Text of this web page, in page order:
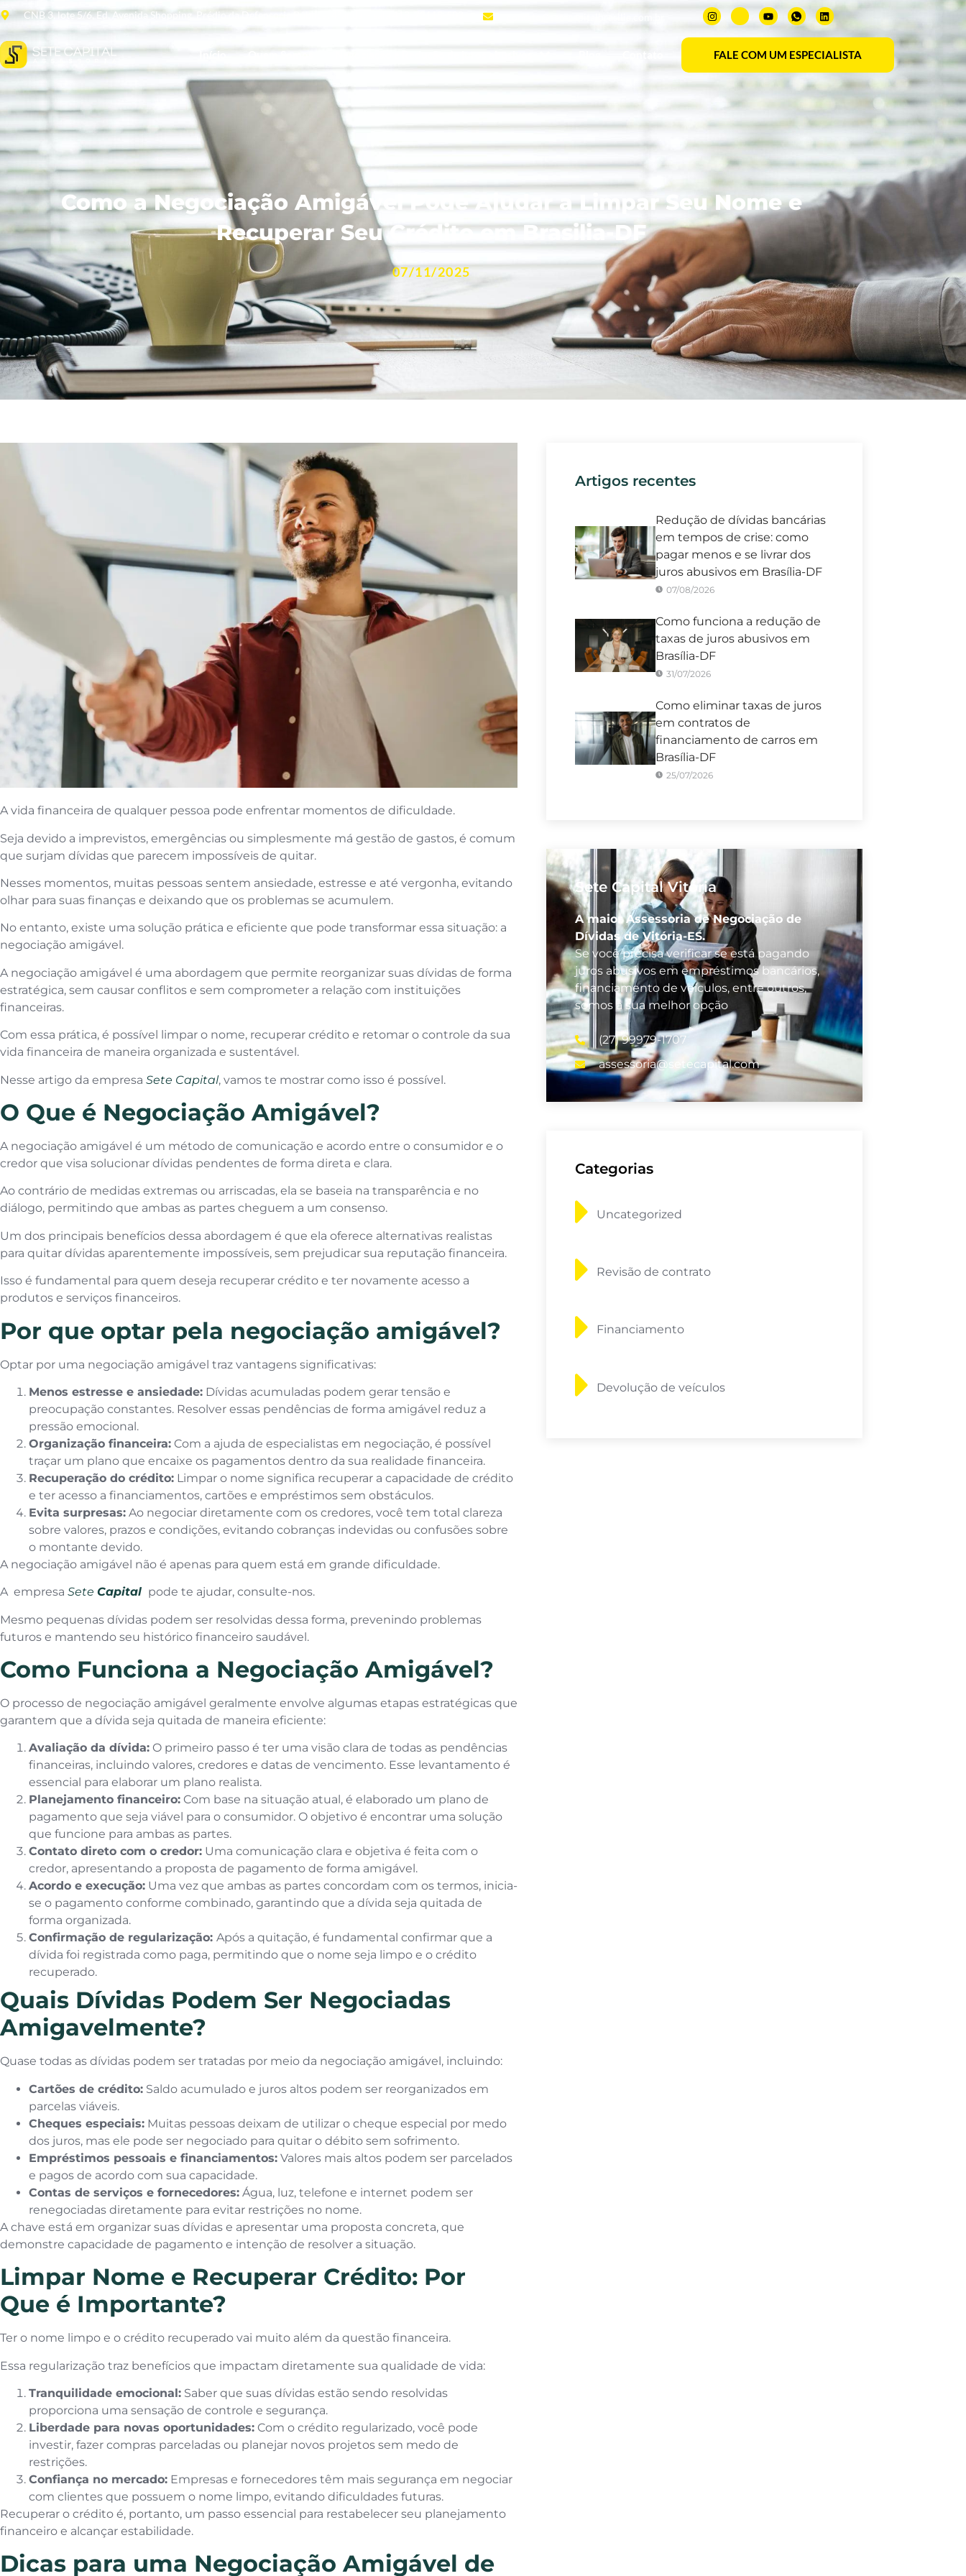
CNB 3, lote 5/6, Ed. Avenida Shopping. Prédio da Defensoria Pública, 4°andar- sala 413, 72115-503
Início FALE COM UM ESPECIALISTA
Como a Negociação Amigável Pode Ajudar a Limpar Seu Nome e
Recuperar Seu Crédito em Brasilia-DF
07/11/2025
A vida financeira de qualquer pessoa pode enfrentar momentos de dificuldade.
Seja devido a imprevistos, emergências ou simplesmente má gestão de gastos, é comum
que surjam dívidas que parecem impossíveis de quitar.
Nesses momentos, muitas pessoas sentem ansiedade, estresse e até vergonha, evitando
olhar para suas finanças e deixando que os problemas se acumulem.
No entanto, existe uma solução prática e eficiente que pode transformar essa situação: a
negociação amigável.
A negociação amigável é uma abordagem que permite reorganizar suas dívidas de forma
estratégica, sem causar conflitos e sem comprometer a relação com instituições
financeiras.
Com essa prática, é possível limpar o nome, recuperar crédito e retomar o controle da sua
vida financeira de maneira organizada e sustentável.
Nesse artigo da empresa Sete Capital, vamos te mostrar como isso é possível.
O Que é Negociação Amigável?
A negociação amigável é um método de comunicação e acordo entre o consumidor e o
credor que visa solucionar dívidas pendentes de forma direta e clara.
Ao contrário de medidas extremas ou arriscadas, ela se baseia na transparência e no
diálogo, permitindo que ambas as partes cheguem a um consenso.
Um dos principais benefícios dessa abordagem é que ela oferece alternativas realistas
para quitar dívidas aparentemente impossíveis, sem prejudicar sua reputação financeira.
Isso é fundamental para quem deseja recuperar crédito e ter novamente acesso a
produtos e serviços financeiros.
Por que optar pela negociação amigável?
Optar por uma negociação amigável traz vantagens significativas:
Menos estresse e ansiedade: Dívidas acumuladas podem gerar tensão e
preocupação constantes. Resolver essas pendências de forma amigável reduz a
pressão emocional.
Organização financeira: Com a ajuda de especialistas em negociação, é possível
traçar um plano que encaixe os pagamentos dentro da sua realidade financeira.
Recuperação do crédito: Limpar o nome significa recuperar a capacidade de crédito
e ter acesso a financiamentos, cartões e empréstimos sem obstáculos.
Evita surpresas: Ao negociar diretamente com os credores, você tem total clareza
sobre valores, prazos e condições, evitando cobranças indevidas ou confusões sobre
o montante devido.
A negociação amigável não é apenas para quem está em grande dificuldade.
A empresa Sete Capital pode te ajudar, consulte-nos.
Mesmo pequenas dívidas podem ser resolvidas dessa forma, prevenindo problemas
futuros e mantendo seu histórico financeiro saudável.
Como Funciona a Negociação Amigável?
O processo de negociação amigável geralmente envolve algumas etapas estratégicas que
garantem que a dívida seja quitada de maneira eficiente:
Avaliação da dívida: O primeiro passo é ter uma visão clara de todas as pendências
financeiras, incluindo valores, credores e datas de vencimento. Esse levantamento é
essencial para elaborar um plano realista.
Planejamento financeiro: Com base na situação atual, é elaborado um plano de
pagamento que seja viável para o consumidor. O objetivo é encontrar uma solução
que funcione para ambas as partes.
Contato direto com o credor: Uma comunicação clara e objetiva é feita com o
credor, apresentando a proposta de pagamento de forma amigável.
Acordo e execução: Uma vez que ambas as partes concordam com os termos, inicia-
se o pagamento conforme combinado, garantindo que a dívida seja quitada de
forma organizada.
Confirmação de regularização: Após a quitação, é fundamental confirmar que a
dívida foi registrada como paga, permitindo que o nome seja limpo e o crédito
recuperado.
Quais Dívidas Podem Ser Negociadas
Amigavelmente?
Quase todas as dívidas podem ser tratadas por meio da negociação amigável, incluindo:
Cartões de crédito: Saldo acumulado e juros altos podem ser reorganizados em
parcelas viáveis.
Cheques especiais: Muitas pessoas deixam de utilizar o cheque especial por medo
dos juros, mas ele pode ser negociado para quitar o débito sem sofrimento.
Empréstimos pessoais e financiamentos: Valores mais altos podem ser parcelados
e pagos de acordo com sua capacidade.
Contas de serviços e fornecedores: Água, luz, telefone e internet podem ser
renegociadas diretamente para evitar restrições no nome.
A chave está em organizar suas dívidas e apresentar uma proposta concreta, que
demonstre capacidade de pagamento e intenção de resolver a situação.
Limpar Nome e Recuperar Crédito: Por
Que é Importante?
Ter o nome limpo e o crédito recuperado vai muito além da questão financeira.
Essa regularização traz benefícios que impactam diretamente sua qualidade de vida:
Tranquilidade emocional: Saber que suas dívidas estão sendo resolvidas
proporciona uma sensação de controle e segurança.
Liberdade para novas oportunidades: Com o crédito regularizado, você pode
investir, fazer compras parceladas ou planejar novos projetos sem medo de
restrições.
Confiança no mercado: Empresas e fornecedores têm mais segurança em negociar
com clientes que possuem o nome limpo, evitando dificuldades futuras.
Recuperar o crédito é, portanto, um passo essencial para restabelecer seu planejamento
financeiro e alcançar estabilidade.
Dicas para uma Negociação Amigável de
Artigos recentes
Redução de dívidas bancárias
em tempos de crise: como
pagar menos e se livrar dos
juros abusivos em Brasília-DF
07/08/2026
Como funciona a redução de
taxas de juros abusivos em
Brasília-DF
31/07/2026
Como eliminar taxas de juros
em contratos de
financiamento de carros em
Brasília-DF
25/07/2026
Sete Capital Vitória
A maior Assessoria de Negociação de
Dívidas de Vitória-ES.
Se você precisa verificar se está pagando
juros abusivos em empréstimos bancários,
financiamento de veículos, entre outros,
somos a sua melhor opção
(27) 99979-1707
assessoria@setecapital.com
Categorias
Uncategorized
Revisão de contrato
Financiamento
Devolução de veículos